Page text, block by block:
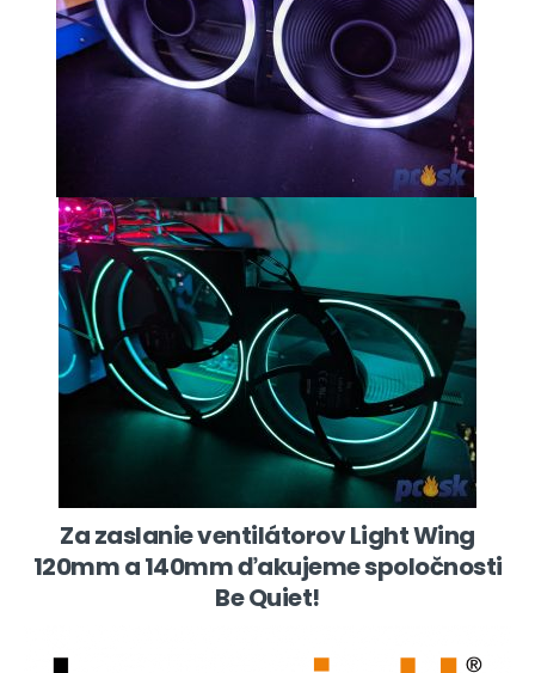
Za zaslanie ventilátorov Light Wing
120mm a 140mm ďakujeme spoločnosti
Be Quiet!